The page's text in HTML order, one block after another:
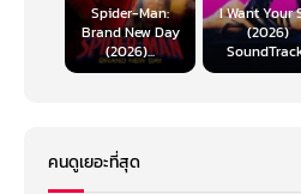
Spider-Man:
Brand New Day
(2026)...
I Want Your
(2026)
คนดูเยอะที่สุด